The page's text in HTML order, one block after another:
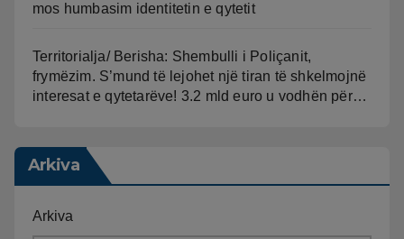
mos humbasim identitetin e qytetit
Territorialja/ Berisha: Shembulli i Poliçanit,
frymëzim. S’mund të lejohet një tiran të shkelmojnë
interesat e qytetarëve! 3.2 mld euro u vodhën për…
Arkiva
Arkiva